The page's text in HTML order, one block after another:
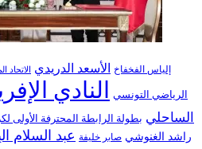
إلياس الفخفاخ الأسعد الدريدي الاتحاد
الرياضي التونسي النادي
الساحلي بطولة الرابطة المحترفة الأولى
راشد الغنوشي صابر خليفة عبد السلام